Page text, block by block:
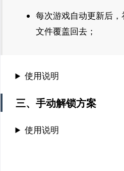
每次游戏自动更新后
文件覆盖回去；
使用说明
三、手动解锁方案
使用说明